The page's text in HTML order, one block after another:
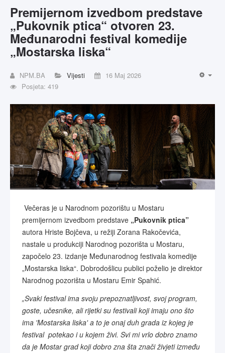
Premijernom izvedbom predstave
„Pukovnik ptica“ otvoren 23.
Međunarodni festival komedije
„Mostarska liska“
NPM.BA Vijesti
16 Maj 2026
Posjeta: 419
Večeras je u Narodnom pozorištu u Mostaru
premijernom izvedbom predstave „Pukovnik ptica”
autora Hriste Bojčeva, u režiji Zorana Rakočevića,
nastale u produkciji Narodnog pozorišta u Mostaru,
započelo 23. izdanje Međunarodnog festivala komedije
„Mostarska liska“. Dobrodošlicu publici poželio je direktor
Narodnog pozorišta u Mostaru Emir Spahić.
„Svaki festival ima svoju prepoznatljivost, svoj program,
goste, učesnike, ali rijetki su festivali koji imaju ono što
ima 'Mostarska liska' a to je onaj duh grada iz kojeg je
festival potekao i u kojem živi. Svi mi vrlo dobro znamo
da je Mostar grad koji dobro zna šta znači živjeti između